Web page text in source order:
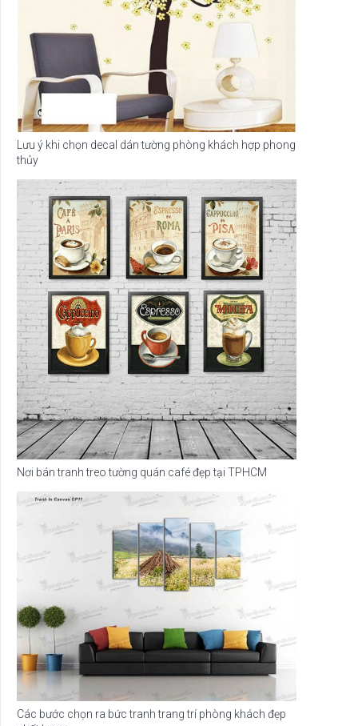
Lưu ý khi chọn decal dán tường phòng khách hợp phong
thủy
Nơi bán tranh treo tường quán café đẹp tại TPHCM
Các bước chọn ra bức tranh trang trí phòng khách đẹp